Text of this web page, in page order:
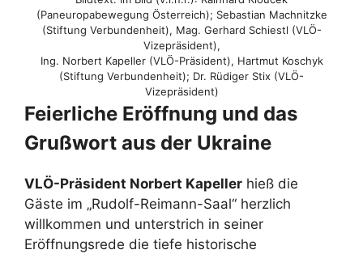
(Paneuropabewegung Österreich); Sebastian Machnitzke
(Stiftung Verbundenheit), Mag. Gerhard Schiestl (VLÖ-
Vizepräsident),
Ing. Norbert Kapeller (VLÖ-Präsident), Hartmut Koschyk
(Stiftung Verbundenheit); Dr. Rüdiger Stix (VLÖ-
Vizepräsident)
Feierliche Eröffnung und das
Grußwort aus der Ukraine
VLÖ-Präsident Norbert Kapeller hieß die
Gäste im „Rudolf-Reimann-Saal“ herzlich
willkommen und unterstrich in seiner
Eröffnungsrede die tiefe historische